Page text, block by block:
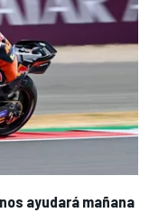
ayudará mañana